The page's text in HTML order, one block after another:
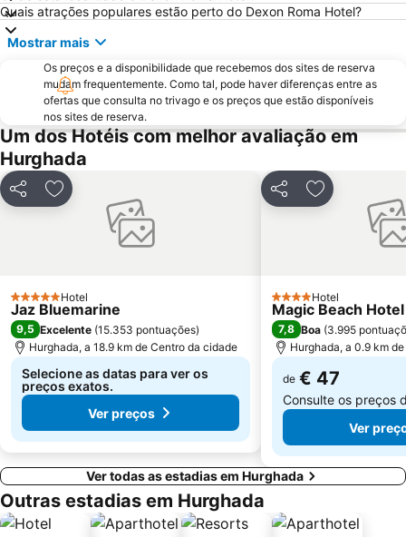
Quais atrações populares estão perto do Dexon Roma Hotel?
Mostrar mais
Os preços e a disponibilidade que recebemos dos sites de reserva
mudam frequentemente. Como tal, pode haver diferenças entre as
ofertas que consulta no trivago e os preços que estão disponíveis
nos sites de reserva.
Um dos Hotéis com melhor avaliação em
Hurghada
PartilharAdicionar aos favoritos
5 EstrelasHotel
Jaz Bluemarine
9,5 Excelente (15.353 pontuações)
Hurghada, a 18.9 km de Centro da cidade
Selecione as datas para ver os
preços exatos.
Ver preços
PartilharAdicionar
4 Estrelas
Hotel
Magic Beach
7,8 Boa (3.995
Hurghada, a 0.9 km
de € 47
Consulte os preços
Ver
Ver todas as estadias em Hurghada
Outras estadias em Hurghada